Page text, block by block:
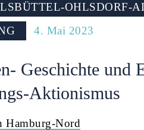
OHLSDORF-
4. Mai 2023
Geschichte und
Aktionismus
Hamburg-Nord